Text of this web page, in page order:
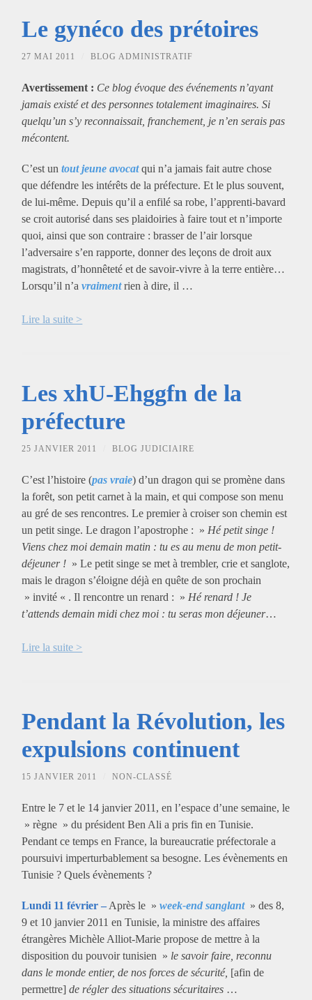
Le gynéco des prétoires
27 MAI 2011 BLOG ADMINISTRATIF
Avertissement : Ce blog évoque des événements n’ayant
jamais existé et des personnes totalement imaginaires. Si
quelqu’un s’y reconnaissait, franchement, je n’en serais pas
mécontent.
C’est untout jeune avocatqui n’a jamais fait autre chose
que défendre les intérêts de la préfecture. Et le plus souvent,
de lui-même. Depuis qu’il a enfilé sa robe, l’apprenti-bavard
se croit autorisé dans ses plaidoiries à faire tout et n’importe
quoi, ainsi que son contraire : brasser de l’air lorsque
l’adversaire s’en rapporte, donner des leçons de droit aux
magistrats, d’honnêteté et de savoir-vivre à la terre entière…
Lorsqu’il n’avraimentrien à dire, il …
Lire la suite >
Les xhU-Ehggfn de la
préfecture
25 JANVIER 2011 BLOG JUDICIAIRE
C’est l’histoire (pas vraie) d’un dragon qui se promène dans
la forêt, son petit carnet à la main, et qui compose son menu
au gré de ses rencontres. Le premier à croiser son chemin est
un petit singe. Le dragon l’apostrophe : » Hé petit singe !
Viens chez moi demain matin : tu es au menu de mon petit-
déjeuner ! » Le petit singe se met à trembler, crie et sanglote,
mais le dragon s’éloigne déjà en quête de son prochain
» invité « . Il rencontre un renard : » Hé renard ! Je
t’attends demain midi chez moi : tu seras mon déjeuner…
Lire la suite >
Pendant la Révolution, les
expulsions continuent
15 JANVIER 2011 NON-CLASSÉ
Entre le 7 et le 14 janvier 2011, en l’espace d’une semaine, le
» règne » du président Ben Ali a pris fin en Tunisie.
Pendant ce temps en France, la bureaucratie préfectorale a
poursuivi imperturbablement sa besogne. Les évènements en
Tunisie ? Quels évènements ?
Lundi 11 février – Après le »week-end sanglant» des 8,
9 et 10 janvier 2011 en Tunisie, la ministre des affaires
étrangères Michèle Alliot-Marie propose de mettre à la
disposition du pouvoir tunisien » le savoir faire, reconnu
dans le monde entier, de nos forces de sécurité, [afin de
permettre] de régler des situations sécuritaires …